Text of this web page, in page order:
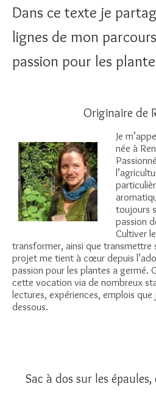
Dans ce texte je
lignes de mon
passion pour les
Originaire de
Je
née à
toujours
passion
Cultiver
transformer, ainsi que transmettre
projet me tient à cœur depuis
passion pour les plantes a germé.
cette vocation via de nombreux
lectures, expériences, emplois
dessous.
Sac à dos sur les